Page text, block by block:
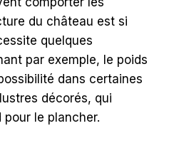
du château est si
quelques
par exemple, le poids
dans certaines
décorés, qui
le plancher.